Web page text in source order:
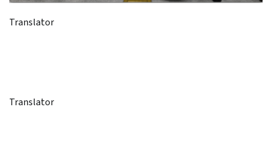
Translator
Translator